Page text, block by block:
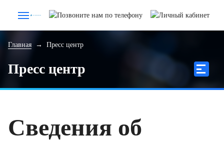
Главная → Пресс центр
Пресс центр
Сведения об